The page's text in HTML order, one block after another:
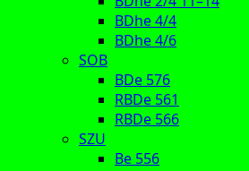
BDhe 4/4
BDhe 4/6
SOB
BDe 576
RBDe 561
RBDe 566
SZU
Be 556